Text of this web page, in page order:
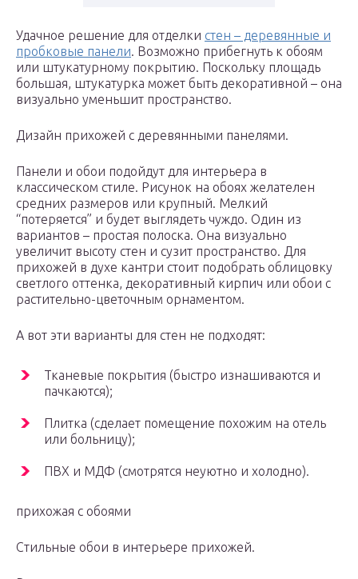
Удачное решение для отделки стен – деревянные и
пробковые панели. Возможно прибегнуть к обоям
или штукатурному покрытию. Поскольку площадь
большая, штукатурка может быть декоративной – она
визуально уменьшит пространство.
Дизайн прихожей с деревянными панелями.
Панели и обои подойдут для интерьера в
классическом стиле. Рисунок на обоях желателен
средних размеров или крупный. Мелкий
“потеряется” и будет выглядеть чуждо. Один из
вариантов – простая полоска. Она визуально
увеличит высоту стен и сузит пространство. Для
прихожей в духе кантри стоит подобрать облицовку
светлого оттенка, декоративный кирпич или обои с
растительно-цветочным орнаментом.
А вот эти варианты для стен не подходят:
Тканевые покрытия (быстро изнашиваются и
пачкаются);
Плитка (сделает помещение похожим на отель
или больницу);
ПВХ и МДФ (смотрятся неуютно и холодно).
прихожая с обоями
Стильные обои в интерьере прихожей.